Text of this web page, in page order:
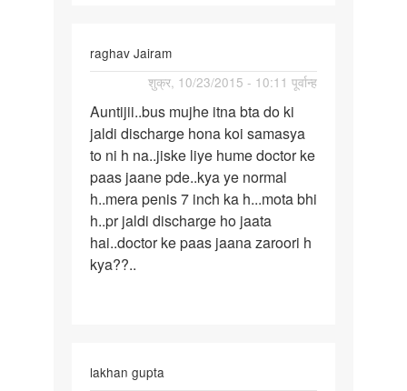
raghav Jairam
शुक्र, 10/23/2015 - 10:11 पूर्वान्ह
mujhe
itna
bta
Auntijii..bus mujhe itna bta do ki
jaldi discharge hona koi samasya
to ni h na..jiske liye hume doctor ke
paas jaane pde..kya ye normal
h..mera penis 7 inch ka h...mota bhi
h..pr jaldi discharge ho jaata
hai..doctor ke paas jaana zaroori h
kya??..
lakhan gupta